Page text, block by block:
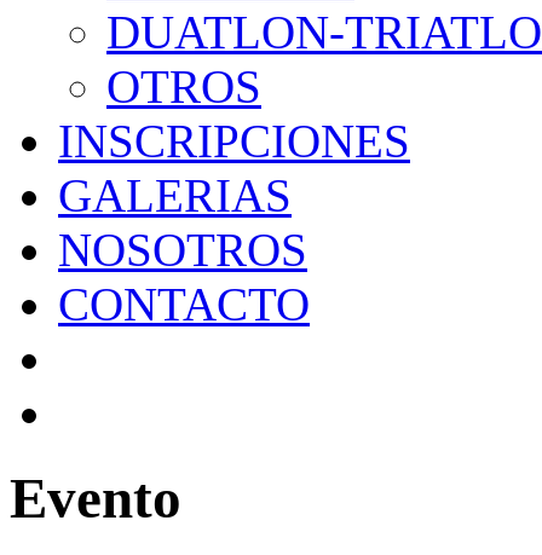
DUATLON-
OTROS
INSCRIPCIONES
GALERIAS
NOSOTROS
CONTACTO
Evento